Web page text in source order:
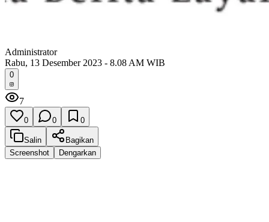
Administrator
Rabu, 13 Desember 2023 - 8.08 AM WIB
0
7
0 0 0
Salin
Bagikan
Screenshot
Dengarkan